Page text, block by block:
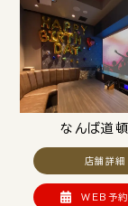
なんば道
店舗詳細
WEB予約